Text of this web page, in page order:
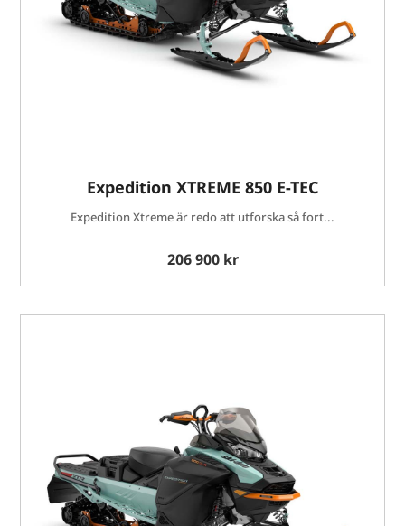
Expedition XTREME 850 E-TEC
Expedition Xtreme är redo att utforska så fort...
206 900 kr